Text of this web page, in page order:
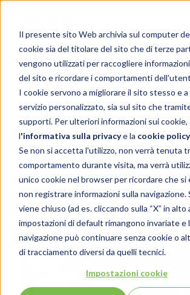
Il presente sito Web archivia sul computer
cookie sia del titolare del sito che di terze
vengono utilizzati per raccogliere
del sito e ricordare i comportamenti
I cookie servono a migliorare il sito stesso e
servizio personalizzato, sia sul sito che
supporti. Per ulteriori informazioni sui
l'informativa sulla privacye la cookie policy
Se non si accetta l'utilizzo, non verrà tenuta
comportamento durante visita, ma verrà
unico cookie nel browser per ricordare che si
non registrare informazioni sulla navigazione.
viene chiuso (ad es. cliccando sulla “X” in alto
impostazioni di default rimangono invariate e
navigazione può continuare senza cookie o
di tracciamento diversi da quelli tecnici.
Impostazioni cookie
Milano